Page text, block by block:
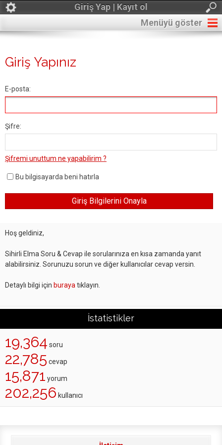
Giriş Yap | Kayıt ol
Menüyü göster
Giriş Yapınız
E-posta:
Şifre:
Şifremi unuttum ne yapabilirim ?
Bu bilgisayarda beni hatırla
Hoş geldiniz,
Sihirli Elma Soru & Cevap ile sorularınıza en kısa zamanda yanıt
alabilirsiniz. Sorunuzu sorun ve diğer kullanıcılar cevap versin.
Detaylı bilgi için buraya tıklayın.
İstatistikler
19,364 soru
22,785 cevap
15,871 yorum
202,256 kullanıcı